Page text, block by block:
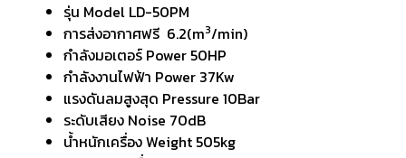
รุ่น Model LD-50PM
การส่งอากาศฟรี 6.2(m3/min)
กำลังมอเตอร์ Power 50HP
กำลังงานไฟฟ้า Power 37Kw
แรงดันลมสูงสุด Pressure 10Bar
ระดับเสียง Noise 70dB
น้ำหนักเครื่อง Weight 505kg